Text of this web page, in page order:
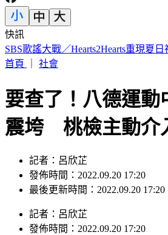
快訊
Hahababy帽T印「哈哈鄙卑」錯字照
首頁
社會
要查了！八德運動
震垮 桃檢主動介
記者：呂欣芷
發佈時間：2022.09.20 17:20
最後更新時間：2022.09.20 17:20
記者 ： 呂欣芷
發佈時間： 2022.09.20 17:20